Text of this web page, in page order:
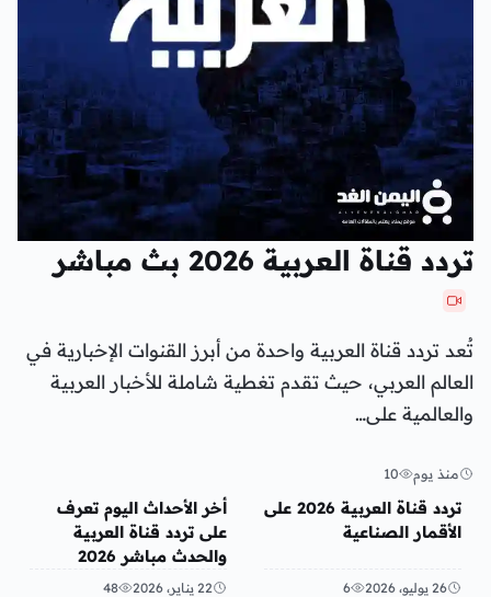
تردد قناة العربية 2026 بث مباشر
تُعد تردد قناة العربية واحدة من أبرز القنوات الإخبارية في
العالم العربي، حيث تقدم تغطية شاملة للأخبار العربية
والعالمية على…
منذ يوم 10
عربي ودولي
تردد قناة العربية 2026 على
الأقمار الصناعية
26 يوليو، 2026 6
منوعات
أخر الأحداث اليوم تعرف
على تردد قناة العربية
والحدث مباشر 2026
22 يناير، 2026 48